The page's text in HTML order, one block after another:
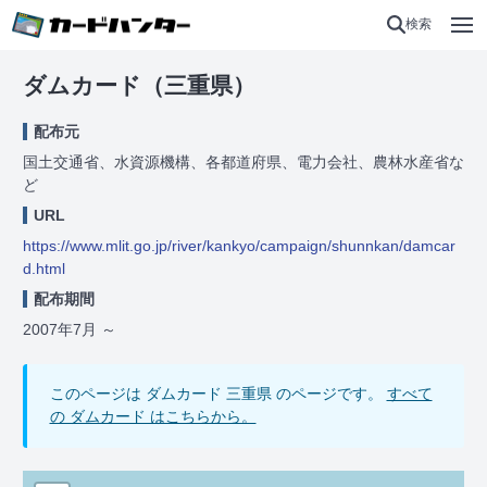
検索
ダムカード（三重県）
配布元
国土交通省、水資源機構、各都道府県、電力会社、農林水産省な
ど
URL
https://www.mlit.go.jp/river/kankyo/campaign/shunnkan/damcar
d.html
配布期間
2007年7月
～
このページは ダムカード 三重県 のページです。 すべて
の ダムカード はこちらから。